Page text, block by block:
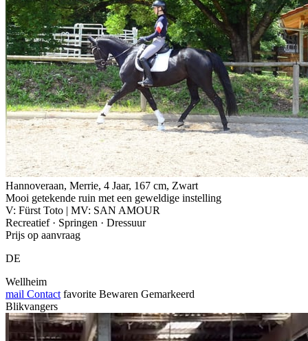
Hannoveraan, Merrie, 4 Jaar, 167 cm, Zwart
Mooi getekende ruin met een geweldige instelling
V: Fürst Toto | MV: SAN AMOUR
Recreatief · Springen · Dressuur
Prijs op aanvraag
DE
Wellheim
mail Contact favorite Bewaren Gemarkeerd
Blikvangers